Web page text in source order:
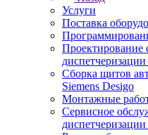
Услуги
Поставка
Проектирование
Сборка щитов
Siemens Desigo
Монтажные
Сервисное